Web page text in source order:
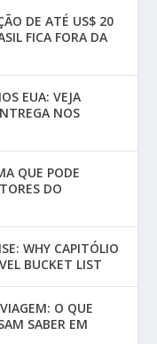
DE ATÉ US$ 20
FICA FORA DA
EUA: VEJA
NOS
QUE PODE
DO
WHY CAPITÓLIO
BUCKET LIST
O QUE
SABER EM